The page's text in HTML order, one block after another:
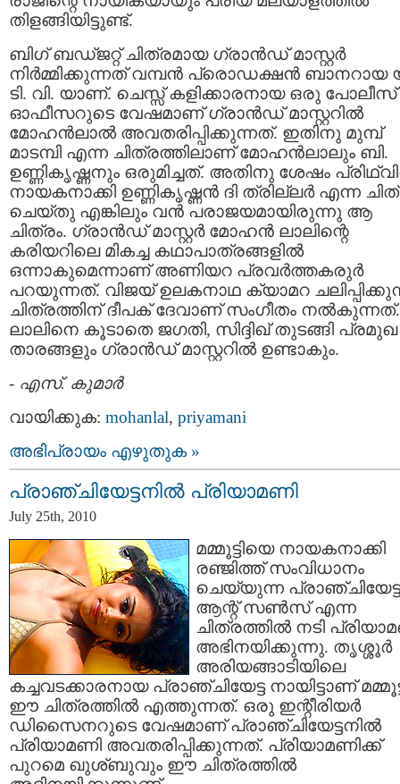
തിളങ്ങിയിട്ടുണ്ട്.
ബിഗ്‌ ബഡ്ജറ്റ് ചിത്രമായ ഗ്രാന്‍ഡ്‌ മാസ്റ്റര്‍
നിര്‍മ്മിക്കുന്നത് വമ്പന്‍ പ്രൊഡക്ഷന്‍ ബാനറായ
ടി. വി. യാണ്. ചെസ്സ് കളിക്കാരനായ ഒരു പോലീസ്
ഓഫീസറുടെ വേഷമാണ് ഗ്രാന്‍ഡ്‌ മാസ്റ്ററില്‍
മോഹന്‍‌ലാല്‍ അവതരിപ്പിക്കുന്നത്. ഇതിനു മുമ്പ്
മാടമ്പി എന്ന ചിത്രത്തിലാണ് മോഹന്‍‌ലാലും ബി.
ഉണ്ണികൃഷ്ണനും ഒരുമിച്ചത്. അതിനു ശേഷം
നായകനാക്കി ഉണ്ണികൃഷ്ണന്‍ ദി ത്രില്ലര്‍ എന്ന
ചെയ്തു എങ്കിലും വന്‍ പരാജയമായിരുന്നു ആ
ചിത്രം. ഗ്രാന്‍ഡ്‌ മാസ്റ്റര്‍ മോഹന്‍ ലാലിന്റെ
കരിയറിലെ മികച്ച കഥാപാത്രങ്ങളില്‍
ഒന്നാകുമെന്നാണ് അണിയറ പ്രവര്‍ത്തകരുര്‍
പറയുന്നത്. വിജയ് ഉലകനാഥ ക്യാമറ
ചിത്രത്തിന് ദീപക് ദേവാണ് സംഗീതം നല്‍കുന്നത്.
ലാലിനെ കൂടാതെ ജഗതി, സിദ്ദിഖ് തുടങ്ങി പ്രമുഖ
താരങ്ങളും ഗ്രാന്‍ഡ്‌ മാസ്റ്ററില്‍ ഉണ്ടാകും.
- എസ്. കുമാര്‍
വായിക്കുക: mohanlal, priyamani
അഭിപ്രായം എഴുതുക »
പ്രാഞ്ചിയേട്ടനില്‍ പ്രിയാമണി
July 25th, 2010
മമ്മൂട്ടിയെ നായകനാക്കി
രഞ്ജിത്ത് സംവിധാനം
ചെയ്യുന്ന
ആന്റ് സണ്‍സ് എന്ന
ചിത്രത്തില്‍ നടി
അഭിനയിക്കുന്നു. തൃശ്ശൂര്‍
അരിയങ്ങാടിയിലെ
കച്ചവടക്കാരനായ പ്രാഞ്ചിയേട്ട നായിട്ടാണ്
ഈ ചിത്രത്തില്‍ എത്തുന്നത്. ഒരു ഇന്റീരിയര്‍
ഡിസൈനറുടെ വേഷമാണ് പ്രാഞ്ചിയേട്ടനില്‍
പ്രിയാമണി അവതരിപ്പിക്കുന്നത്. പ്രിയാമണിക്ക്
പുറമെ ഖുശ്ബുവും ഈ ചിത്രത്തില്‍